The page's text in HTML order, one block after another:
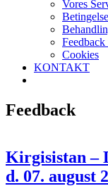
Vores
Cookies
KONTAKT
Feedback
Kirgisistan –
d. 07. august